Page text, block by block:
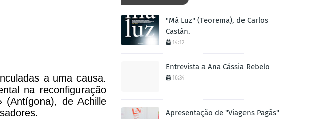
a uma causa.
na reconfiguração
(Antígona), de Achille
"Má Luz" (Teorema), de Carlos
Castán.
14:12
Entrevista a Ana Cássia Rebelo
16:34
Apresentação de "Viagens Pagãs"